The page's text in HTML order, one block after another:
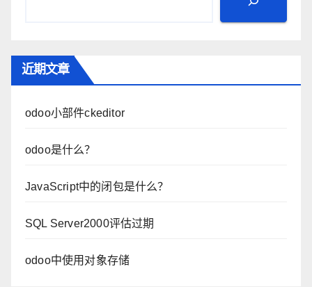
近期文章
odoo小部件ckeditor
odoo是什么？
JavaScript中的闭包是什么？
SQL Server2000评估过期
odoo中使用对象存储